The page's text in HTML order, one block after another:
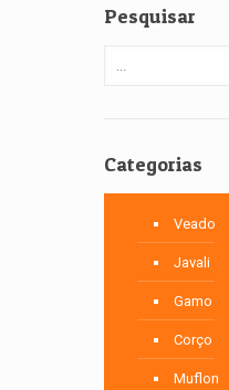
Pesquisar
Categorias
Veado
Javali
Gamo
Corço
Muflon